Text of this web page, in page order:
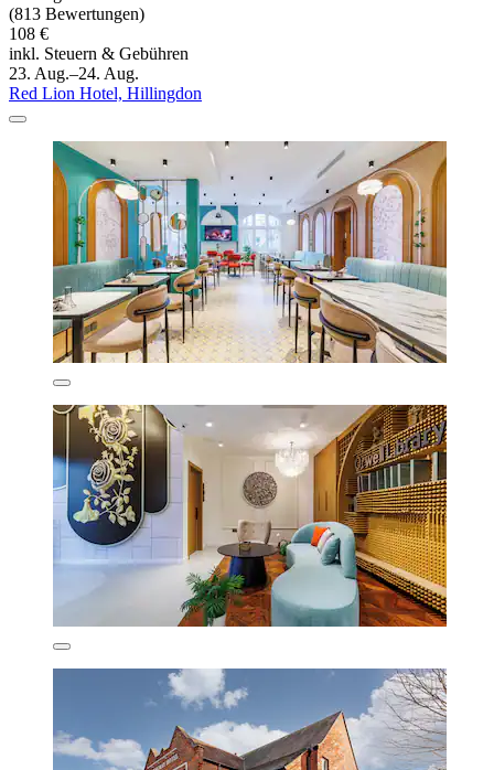
(813 Bewertungen)
108 €
inkl. Steuern & Gebühren
23. Aug.–24. Aug.
Red Lion Hotel, Hillingdon